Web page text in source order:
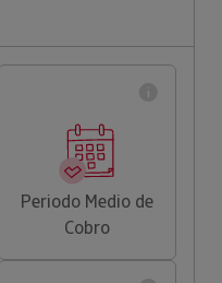
Periodo Medio de
Cobro